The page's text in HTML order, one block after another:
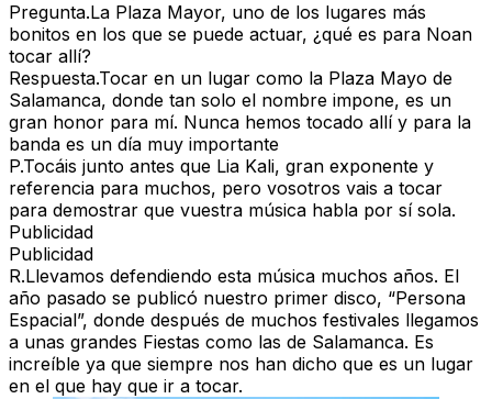
Pregunta.La Plaza Mayor, uno de los lugares más
bonitos en los que se puede actuar, ¿qué es para Noan
tocar allí?
Respuesta.Tocar en un lugar como la Plaza Mayo de
Salamanca, donde tan solo el nombre impone, es un
gran honor para mí. Nunca hemos tocado allí y para la
banda es un día muy importante
P.Tocáis junto antes que Lia Kali, gran exponente y
referencia para muchos, pero vosotros vais a tocar
para demostrar que vuestra música habla por sí sola.
Publicidad
Publicidad
R.Llevamos defendiendo esta música muchos años. El
año pasado se publicó nuestro primer disco, “Persona
Espacial”, donde después de muchos festivales llegamos
a unas grandes Fiestas como las de Salamanca. Es
increíble ya que siempre nos han dicho que es un lugar
en el que hay que ir a tocar.